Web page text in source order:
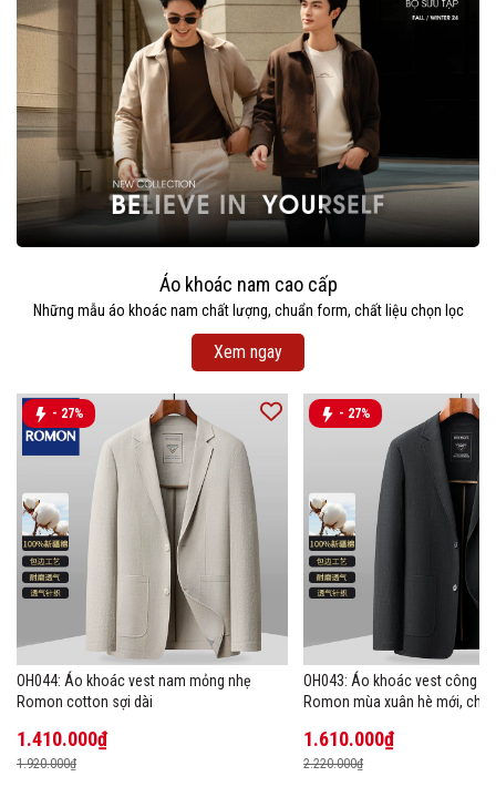
Áo khoác nam cao cấp
Những mẫu áo khoác nam chất lượng, chuẩn form, chất liệu chọn lọc
Xem ngay
- 27%
OH044: Áo khoác vest nam mỏng nhẹ
Romon cotton sợi dài
1.410.000₫
1.920.000₫
- 27%
OH043: Áo khoác vest công
Romon mùa xuân hè mới,
1.610.000₫
2.220.000₫